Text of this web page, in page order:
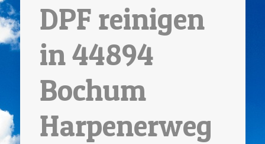
DPF reinigen
in 44894
Bochum
Harpenerweg